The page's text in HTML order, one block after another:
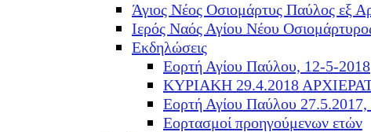
Άγιος Νέος Οσιομάρτυς Παύλος εξ
Ιερός Ναός Αγίου Νέου
Εκδηλώσεις
Εορτή Αγίου Παύλου, 12-5-2018
ΚΥΡΙΑΚΗ 29.4.2018
Εορτή Αγίου Παύλου 27.5.2017,
Εορτασμοί προηγούμενων ετών